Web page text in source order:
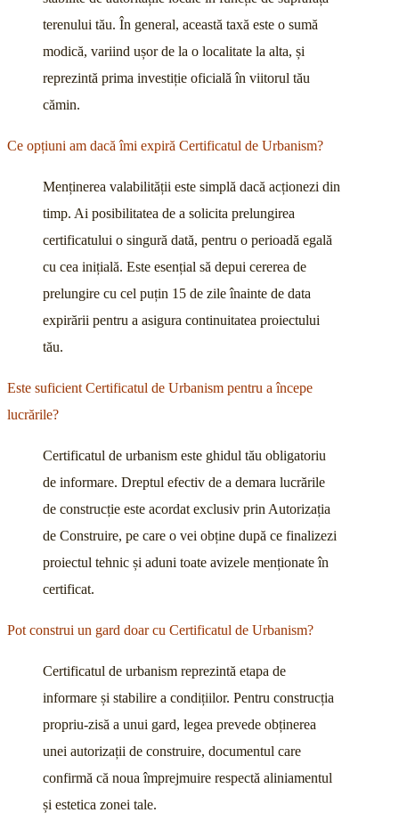
terenului tău. În general, această taxă este o sumă
modică, variind ușor de la o localitate la alta, și
reprezintă prima investiție oficială în viitorul tău
cămin.
Ce opțiuni am dacă îmi expiră Certificatul de Urbanism?
Menținerea valabilității este simplă dacă acționezi din
timp. Ai posibilitatea de a solicita prelungirea
certificatului o singură dată, pentru o perioadă egală
cu cea inițială. Este esențial să depui cererea de
prelungire cu cel puțin 15 de zile înainte de data
expirării pentru a asigura continuitatea proiectului
tău.
Este suficient Certificatul de Urbanism pentru a începe
lucrările?
Certificatul de urbanism este ghidul tău obligatoriu
de informare. Dreptul efectiv de a demara lucrările
de construcție este acordat exclusiv prin Autorizația
de Construire, pe care o vei obține după ce finalizezi
proiectul tehnic și aduni toate avizele menționate în
certificat.
Pot construi un gard doar cu Certificatul de Urbanism?
Certificatul de urbanism reprezintă etapa de
informare și stabilire a condițiilor. Pentru construcția
propriu-zisă a unui gard, legea prevede obținerea
unei autorizații de construire, documentul care
confirmă că noua împrejmuire respectă aliniamentul
și estetica zonei tale.